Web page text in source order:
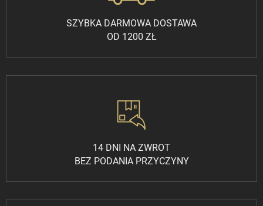
SZYBKA DARMOWA DOSTAWA
OD 1200 ZŁ
14 DNI NA ZWROT
BEZ PODANIA PRZYCZYNY